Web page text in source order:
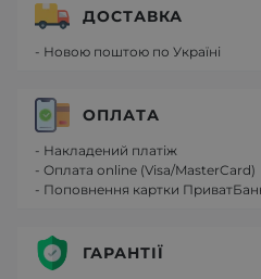
ДОСТАВКА
- Новою поштою по Україні
ОПЛАТА
- Накладений платіж
- Оплата online (Visa/MasterCard)
- Поповнення картки
ГАРАНТІЇ